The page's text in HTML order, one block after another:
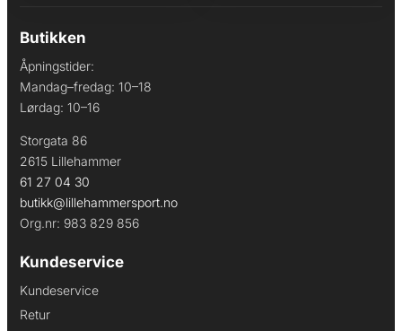
Butikken
Åpningstider:
Mandag–fredag: 10–18
Lørdag: 10–16
Storgata 86
2615 Lillehammer
61 27 04 30
butikk@lillehammersport.no
Org.nr: 983 829 856
Kundeservice
Kundeservice
Retur